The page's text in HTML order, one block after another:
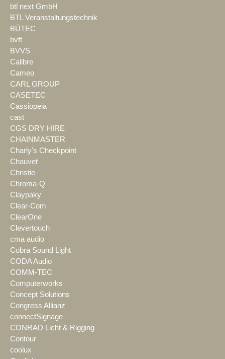
btl next GmbH
BTL Veranstaltungstechnik
BÜTEC
bvft
BVVS
Calibre
Cameo
CARL GROUP
CASETEC
Cassiopeia
cast
CGS DRY HIRE
CHAINMASTER
Charly's Checkpoint
Chauvet
Christie
Chroma-Q
Claypaky
Clear-Com
ClearOne
Clevertouch
cma audio
Cobra Sound Light
CODA Audio
COMM-TEC
Computerworks
Concept Solutions
Congress Allianz
connectSignage
CONRAD Licht & Rigging
Contour
coolux